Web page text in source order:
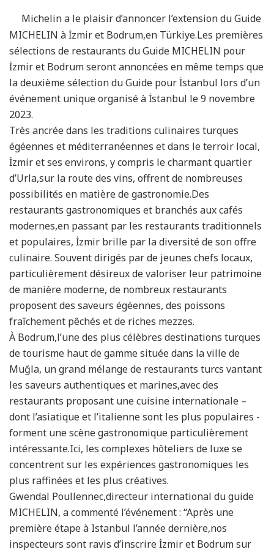
Michelin a le plaisir d’annoncer l’extension du Guide
MICHELIN à İzmir et Bodrum,en Türkiye.Les premières
sélections de restaurants du Guide MICHELIN pour
İzmir et Bodrum seront annoncées en même temps que
la deuxième sélection du Guide pour İstanbul lors d’un
événement unique organisé à İstanbul le 9 novembre
2023.
Très ancrée dans les traditions culinaires turques
égéennes et méditerranéennes et dans le terroir local,
İzmir et ses environs, y compris le charmant quartier
d’Urla,sur la route des vins, offrent de nombreuses
possibilités en matière de gastronomie.Des
restaurants gastronomiques et branchés aux cafés
modernes,en passant par les restaurants traditionnels
et populaires, İzmir brille par la diversité de son offre
culinaire. Souvent dirigés par de jeunes chefs locaux,
particulièrement désireux de valoriser leur patrimoine
de manière moderne, de nombreux restaurants
proposent des saveurs égéennes, des poissons
fraîchement pêchés et de riches mezzes.
À Bodrum,l’une des plus célèbres destinations turques
de tourisme haut de gamme située dans la ville de
Muğla, un grand mélange de restaurants turcs vantant
les saveurs authentiques et marines,avec des
restaurants proposant une cuisine internationale –
dont l’asiatique et l’italienne sont les plus populaires -
forment une scène gastronomique particulièrement
intéressante.Ici, les complexes hôteliers de luxe se
concentrent sur les expériences gastronomiques les
plus raffinées et les plus créatives.
Gwendal Poullennec,directeur international du guide
MICHELIN, a commenté l’événement : “Après une
première étape à Istanbul l’année dernière,nos
inspecteurs sont ravis d’inscrire İzmir et Bodrum sur